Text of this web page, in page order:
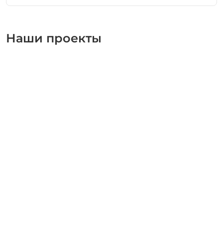
Наши проекты